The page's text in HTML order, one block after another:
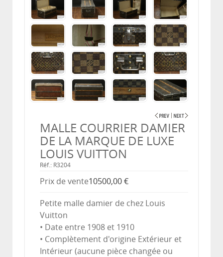
MALLE COURRIER DAMIER
DE LA MARQUE DE LUXE
LOUIS VUITTON
Réf.: R3204
Prix ​​de vente10500,00 €
Petite malle damier de chez Louis
Vuitton
• Date entre 1908 et 1910
• Complètement d'origine Extérieur et
Intérieur (aucune pièce changée ou